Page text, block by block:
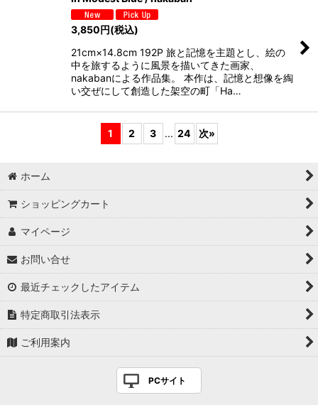
3,850円(税込)
21cm×14.8cm 192P 旅と記憶を主題とし、絵の
中を旅するように風景を描いてきた画家、
nakabanによる作品集。 本作は、記憶と想像を綯
い交ぜにして創造した架空の町「Ha…
1 2 3 ... 24 次»
ホーム
ショッピングカート
マイページ
お問い合せ
最近チェックしたアイテム
特定商取引法表示
ご利用案内
PCサイト